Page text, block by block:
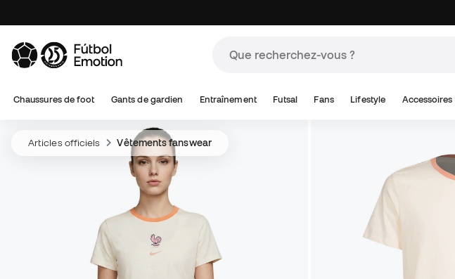
Chaussures de foot Gants de gardien Entraînement Futsal Fans Lifestyle Accessoires
Articles officiels Vêtements fanswear